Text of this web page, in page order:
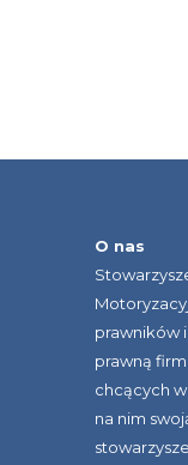
O nas
prawników
prawną
chcących
na nim